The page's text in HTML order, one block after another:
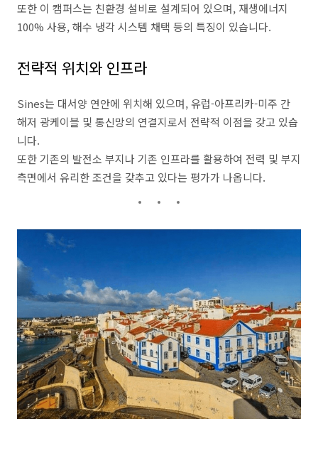
또한 이 캠퍼스는 친환경 설비로 설계되어 있으며, 재생에너지
100% 사용, 해수 냉각 시스템 채택 등의 특징이 있습니다.
전략적 위치와 인프라
Sines는 대서양 연안에 위치해 있으며, 유럽-아프리카-미주 간
해저 광케이블 및 통신망의 연결지로서 전략적 이점을 갖고 있습
니다.
또한 기존의 발전소 부지나 기존 인프라를 활용하여 전력 및 부지
측면에서 유리한 조건을 갖추고 있다는 평가가 나옵니다.